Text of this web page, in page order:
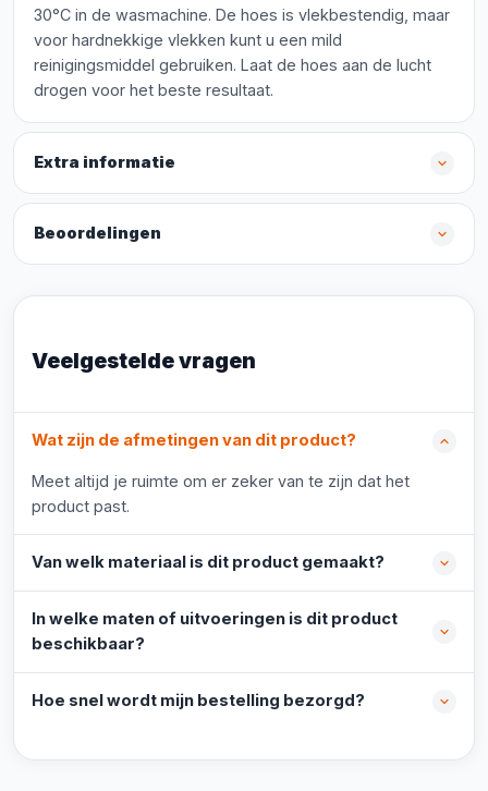
30°C in de wasmachine. De hoes is vlekbestendig, maar
voor hardnekkige vlekken kunt u een mild
reinigingsmiddel gebruiken. Laat de hoes aan de lucht
drogen voor het beste resultaat.
Extra informatie
Beoordelingen
Veelgestelde vragen
Wat zijn de afmetingen van dit product?
Meet altijd je ruimte om er zeker van te zijn dat het
product past.
Van welk materiaal is dit product gemaakt?
In welke maten of uitvoeringen is dit product
beschikbaar?
Hoe snel wordt mijn bestelling bezorgd?